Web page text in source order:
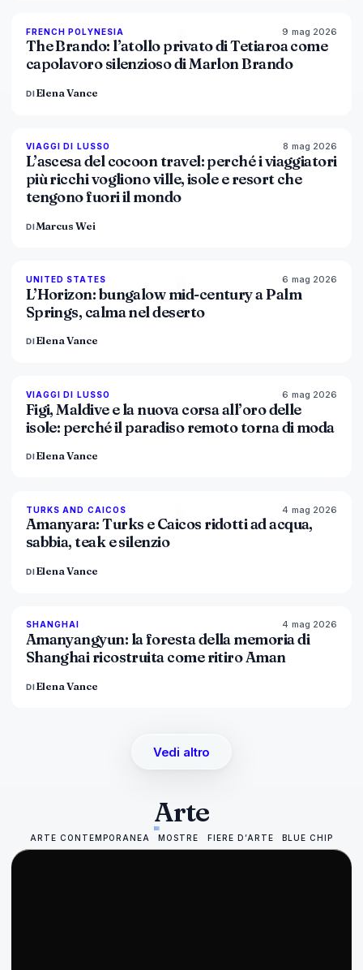
96% 51
FRENCH POLYNESIA 9 mag 2026
The Brando: l’atollo privato di Tetiaroa come
capolavoro silenzioso di Marlon Brando
DIElena Vance
82% 81
VIAGGI DI LUSSO 8 mag 2026
L’ascesa del cocoon travel: perché i viaggiatori
più ricchi vogliono ville, isole e resort che
tengono fuori il mondo
DIMarcus Wei
92% 68
UNITED STATES 6 mag 2026
L’Horizon: bungalow mid-century a Palm
Springs, calma nel deserto
DI Elena Vance
84% 76
VIAGGI DI LUSSO 6 mag 2026
Figi, Maldive e la nuova corsa all’oro delle
isole: perché il paradiso remoto torna di moda
DI Elena Vance
96% 60
TURKS AND CAICOS 4 mag 2026
Amanyara: Turks e Caicos ridotti ad acqua,
sabbia, teak e silenzio
DIElena Vance
96% 78
SHANGHAI 4 mag 2026
Amanyangyun: la foresta della memoria di
Shanghai ricostruita come ritiro Aman
DIElena Vance
Vedi altro
Arte
ARTE CONTEMPORANEA MOSTRE FIERE D’ARTE BLUE CHIP